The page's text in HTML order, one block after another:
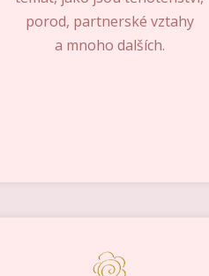
porod, partnerské vztahy
a mnoho dalších.